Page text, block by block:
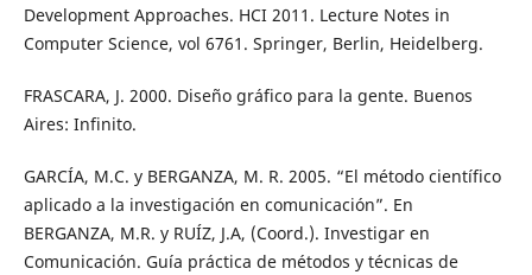
Development Approaches. HCI 2011. Lecture Notes in
Computer Science, vol 6761. Springer, Berlin, Heidelberg.
FRASCARA, J. 2000. Diseño gráfico para la gente. Buenos
Aires: Infinito.
GARCÍA, M.C. y BERGANZA, M. R. 2005. “El método científico
aplicado a la investigación en comunicación”. En
BERGANZA, M.R. y RUÍZ, J.A, (Coord.). Investigar en
Comunicación. Guía práctica de métodos y técnicas de